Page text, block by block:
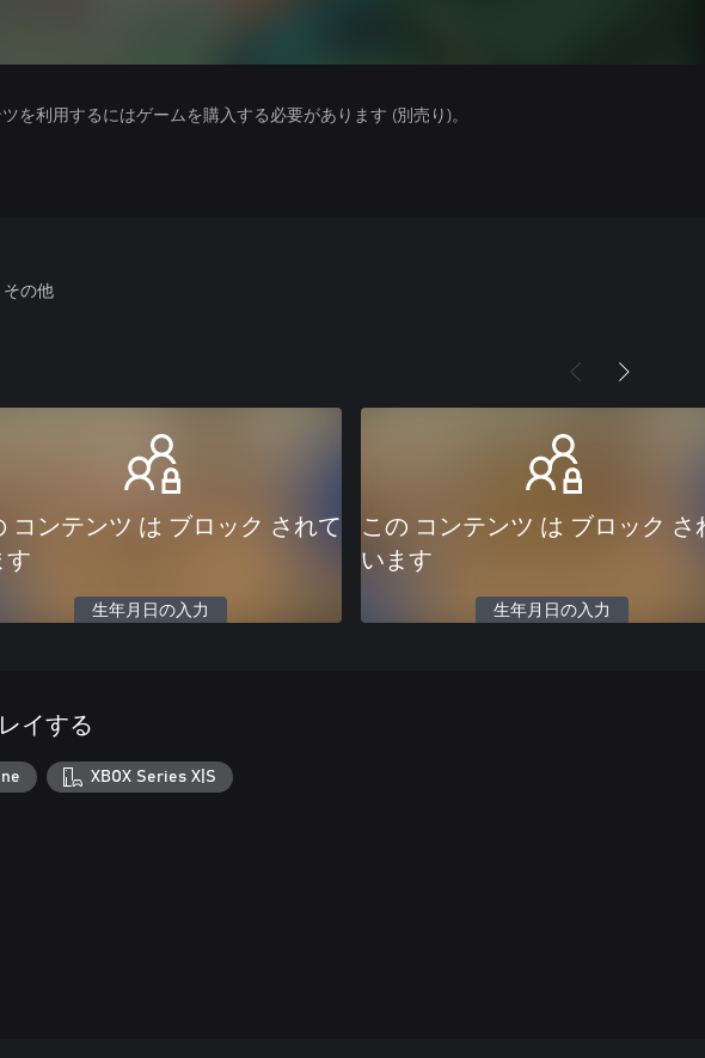
を利用するにはゲームを購入する必要があります (別売り)。
その他
コンテンツ は ブロック されて
す
生年月日の入力
この コンテンツ は ブロック さ
います
生年月日の入力
イする
XBOX Series X|S